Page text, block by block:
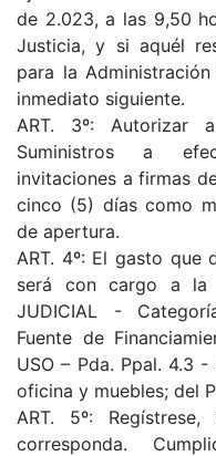
de 2.023, a las 9,50
Justicia, y si aquél
para la
inmediato siguiente.
ART. 3º: Autorizar
Suministros a
invitaciones a firmas
cinco (5) días como
de apertura.
ART. 4º: El gasto que
será con cargo a la
JUDICIAL -
Fuente de
USO – Pda. Ppal. 4.3
oficina y muebles; del
ART. 5º:
corresponda.